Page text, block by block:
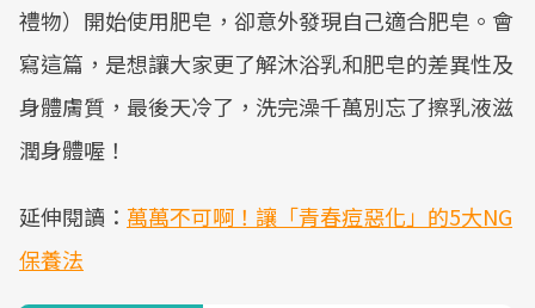
禮物）開始使用肥皂，卻意外發現自己適合肥皂。會
寫這篇，是想讓大家更了解沐浴乳和肥皂的差異性及
身體膚質，最後天冷了，洗完澡千萬別忘了擦乳液滋
潤身體喔！
延伸閱讀： 萬萬不可啊！讓「青春痘惡化」的5大NG
保養法